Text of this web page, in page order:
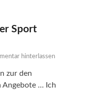
Sport
hinterlassen
zur den
Angebote … Ich